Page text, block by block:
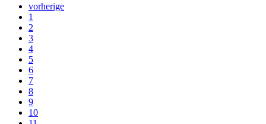
vorherige
1
2
3
4
5
6
7
8
9
10